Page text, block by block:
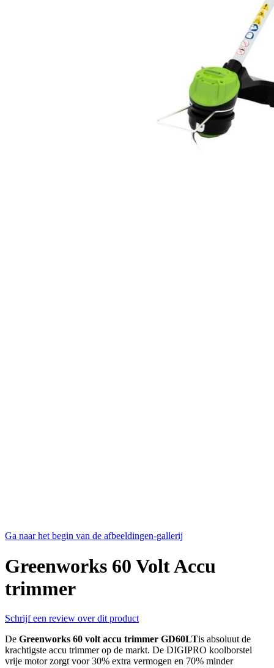
Ga naar het begin van de afbeeldingen-gallerij
Greenworks 60 Volt Accu
trimmer
Schrijf een review over dit product
De Greenworks 60 volt accu trimmer GD60LTis absoluut de
krachtigste accu trimmer op de markt. De DIGIPRO koolborstel
vrije motor zorgt voor 30% extra vermogen en 70% minder